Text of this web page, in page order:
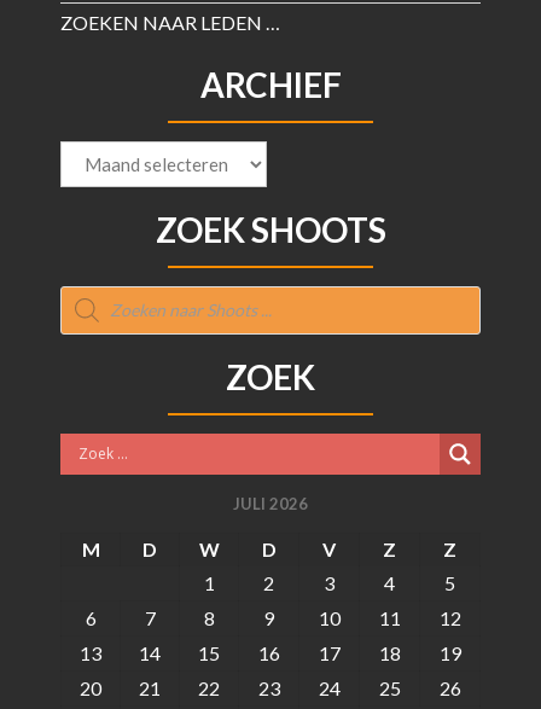
ZOEKEN NAAR LEDEN …
ARCHIEF
ZOEK SHOOTS
Producten
zoeken
ZOEK
JULI 2026
M D W D V Z
Z
1
2 3 4
5
6
7 8 9 10 11
12
13
14 15 16 17 18
19
20
21 22 23 24 25
26